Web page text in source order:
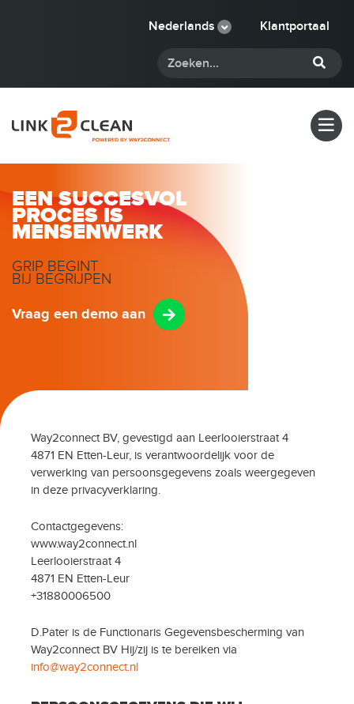
Nederlands Klantportaal
EEN SUCCESVOL
PROCES IS
MENSENWERK
GRIP BEGINT
BIJ BEGRIJPEN
Vraag een demo aan
Way2connect BV, gevestigd aan Leerlooierstraat 4
4871 EN Etten-Leur, is verantwoordelijk voor de
verwerking van persoonsgegevens zoals weergegeven
in deze privacyverklaring.
Contactgegevens:
www.way2connect.nl
Leerlooierstraat 4
4871 EN Etten-Leur
+31880006500
D.Pater is de Functionaris Gegevensbescherming van
Way2connect BV Hij/zij is te bereiken via
info@way2connect.nl